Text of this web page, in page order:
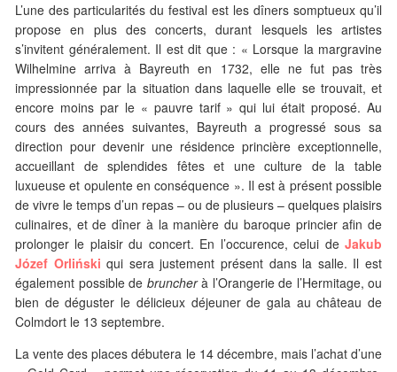
L’une des particularités du festival est les dîners somptueux qu’il
propose en plus des concerts, durant lesquels les artistes
s’invitent généralement. Il est dit que : « Lorsque la margravine
Wilhelmine arriva à Bayreuth en 1732, elle ne fut pas très
impressionnée par la situation dans laquelle elle se trouvait, et
encore moins par le « pauvre tarif » qui lui était proposé. Au
cours des années suivantes, Bayreuth a progressé sous sa
direction pour devenir une résidence princière exceptionnelle,
accueillant de splendides fêtes et une culture de la table
luxueuse et opulente en conséquence ». Il est à présent possible
de vivre le temps d’un repas – ou de plusieurs – quelques plaisirs
culinaires, et de dîner à la manière du baroque princier afin de
prolonger le plaisir du concert. En l’occurence, celui de Jakub
Józef Orliński qui sera justement présent dans la salle. Il est
également possible de bruncherà l’Orangerie de l’Hermitage, ou
bien de déguster le délicieux déjeuner de gala au château de
Colmdort le 13 septembre.
La vente des places débutera le 14 décembre, mais l’achat d’une